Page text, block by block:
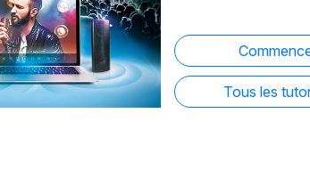
Tous les